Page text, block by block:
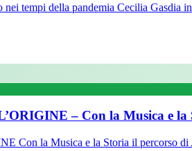
tempi della pandemia Cecilia Gasdia
– Con la Musica e la
la Musica e la Storia il percorso di